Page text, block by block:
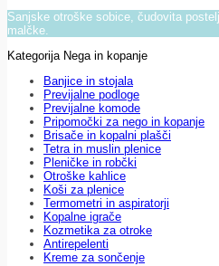
Sanjske otroške sobice, čudovita
malčke.
Kategorija Nega in kopanje
Banjice in stojala
Previjalne podloge
Previjalne komode
Pripomočki za nego in kopanje
Brisače in kopalni plašči
Tetra in muslin plenice
Pleničke in robčki
Otroške kahlice
Koši za plenice
Termometri in aspiratorji
Kopalne igrače
Kozmetika za otroke
Antirepelenti
Kreme za sončenje